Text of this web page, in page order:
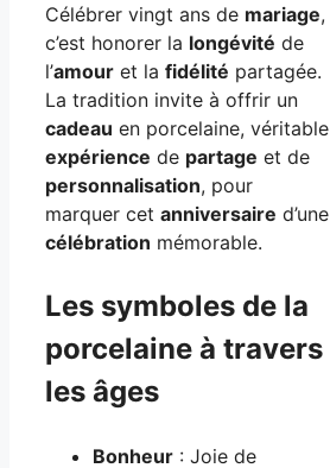
Célébrer vingt ans de mariage,
c’est honorer la longévité de
l’amour et la fidélité partagée.
La tradition invite à offrir un
cadeau en porcelaine, véritable
expérience de partage et de
personnalisation, pour
marquer cet anniversaire d’une
célébration mémorable.
Les symboles de la
porcelaine à travers
les âges
Bonheur : Joie de